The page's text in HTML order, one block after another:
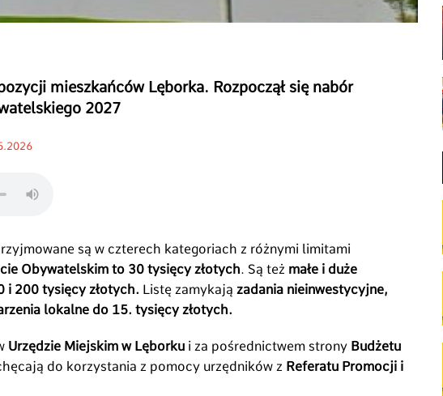
mieszkańców Lęborka. Rozpoczął się nabór
2027
są w czterech kategoriach z różnymi limitami
Obywatelskim to 30 tysięcy złotych. Są też małe i duże
i 200 tysięcy złotych. Listę zamykają zadania nieinwestycyjne,
lokalne do 15. tysięcy złotych.
Urzędzie Miejskim w Lęborku i za pośrednictwem strony Budżetu
do korzystania z pomocy urzędników z Referatu Promocji i